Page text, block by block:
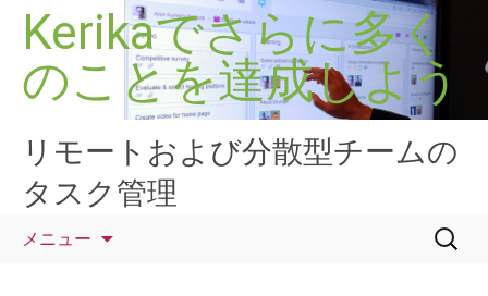
Kerikaでさらに多く
のことを達成しよう
リモートおよび分散型チームの
タスク管理
メニュー
検
索: